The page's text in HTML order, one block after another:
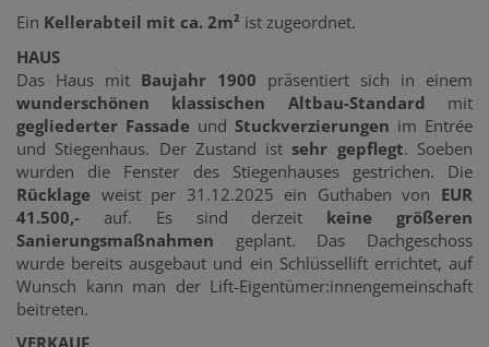
Ein Kellerabteil mit ca. 2m² ist zugeordnet.
HAUS
Das Haus mit Baujahr 1900 präsentiert sich in einem
wunderschönen klassischen Altbau-Standard mit
gegliederter Fassade und Stuckverzierungen im Entrée
und Stiegenhaus. Der Zustand istsehr gepflegt. Soeben
wurden die Fenster des Stiegenhauses gestrichen. Die
Rücklage weist per 31.12.2025 ein Guthaben von EUR
41.500,- auf. Es sind derzeit keine größeren
Sanierungsmaßnahmen geplant. Das Dachgeschoss
wurde bereits ausgebaut und ein Schlüssellift errichtet, auf
Wunsch kann man der Lift-Eigentümer:innengemeinschaft
beitreten.